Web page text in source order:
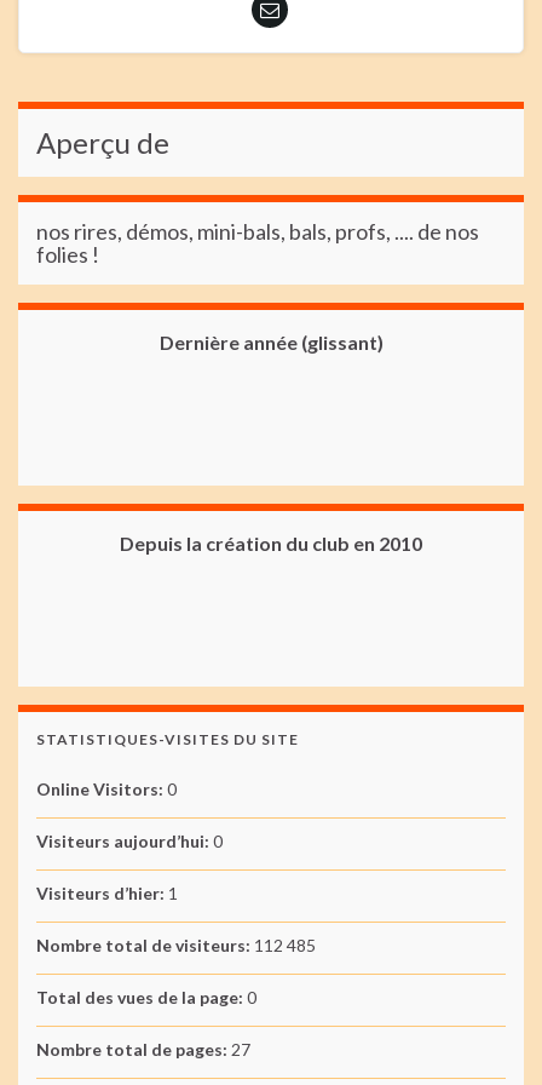
Aperçu de
nos rires, démos, mini-bals, bals, profs, .... de nos
folies !
Dernière année (glissant)
Depuis la création du club en 2010
STATISTIQUES-VISITES DU SITE
Online Visitors: 0
Visiteurs aujourd’hui: 0
Visiteurs d’hier: 1
Nombre total de visiteurs: 112 485
Total des vues de la page: 0
Nombre total de pages: 27